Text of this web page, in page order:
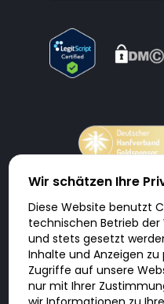
Doktorabc.com ist eine
keine Internetapotheke.
sonstige Produkte an oder
Produkten, Medikamenten und
kein Angebot von Doktorabc an
geltenden Gesetze und
selbst verantwortlich. Die
Sie erfolgt auf eigenes Risiko
diese Internetseite aus
Wir schätzen Ihre
Diese Website benutzt
technischen Betrieb
und stets gesetzt
Inhalte und Anzeigen
Zugriffe auf unsere
nur mit Ihrer